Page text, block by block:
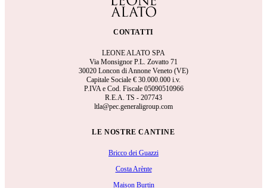
CONTATTI
LEONE ALATO SPA
Via Monsignor P.L. Zovatto 71
30020 Loncon di Annone Veneto (VE)
Capitale Sociale € 30.000.000 i.v.
P.IVA e Cod. Fiscale 05090510966
R.E.A. TS - 207743
ltla@pec.generaligroup.com
LE NOSTRE CANTINE
Bricco dei Guazzi
Costa Arènte
Maison Burtin